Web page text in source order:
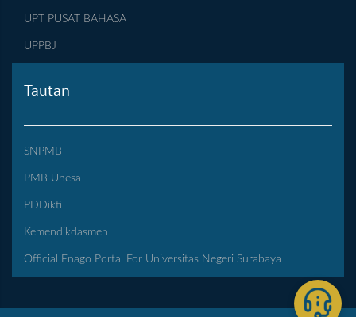
UPT PUSAT BAHASA
UPPBJ
Tautan
SNPMB
PMB Unesa
PDDikti
Kemendikdasmen
Official Enago Portal For Universitas Negeri Surabaya